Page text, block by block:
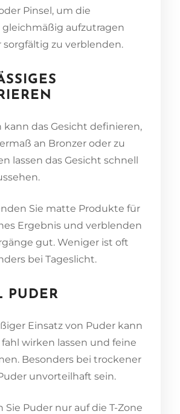
Pinsel, um die
aufzutragen
sorgfältig zu verblenden.
K
kann das Gesicht definieren,
an Bronzer oder zu
lassen das Gesicht schnell
Sie matte Produkte für
Ergebnis und verblenden
gut. Weniger ist oft
bei Tageslicht.
PUDER
Einsatz von Puder kann
wirken lassen und feine
Besonders bei trockener
unvorteilhaft sein.
Sie Puder nur auf die T-Zone